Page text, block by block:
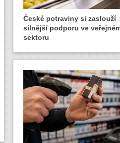
České potraviny si zaslouží
silnější podporu ve
sektoru